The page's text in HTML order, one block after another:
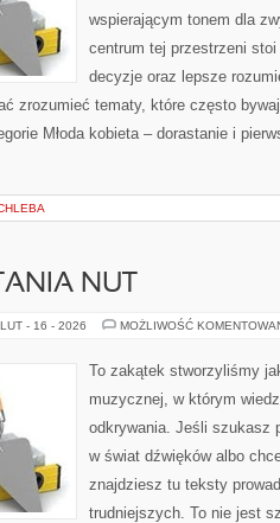
wspierającym tonem dla
centrum tej przestrzeni
decyzje oraz lepsze
zrozumieć tematy, które często
Młoda kobieta – dorastanie i
NUT
LUT - 16 - 2026 MOŻLIWOŚĆ
To zakątek stworzyliśmy
muzycznej, w którym
odkrywania. Jeśli szukasz
w świat dźwięków albo
znajdziesz tu teksty
trudniejszych. To nie jest